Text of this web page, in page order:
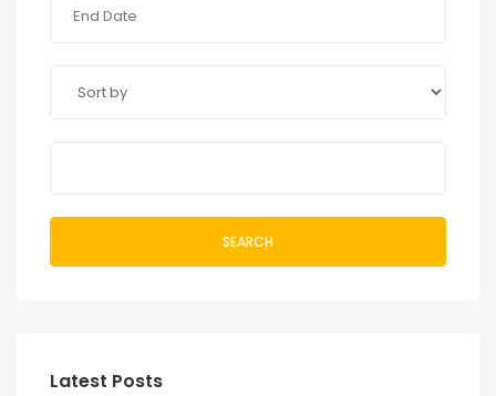
SEARCH
Latest Posts